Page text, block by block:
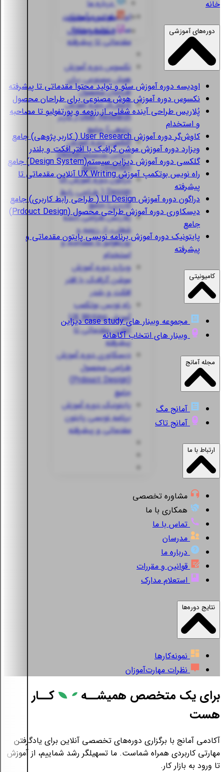
اودیسهدوره آموزش
سئو و تولید محتوا
مقدماتی تا پیشرفته
نکسوسدوره آموزش
هوش مصنوعی برای
طراحان محصول
کاوش‌گردوره آموزش
User Research ( کاربر
پژوهی) جامع
گلکسیدوره آموزش
دیزاین سیستم(Design
System) جامع
دراگون
دوره آموزش UI
Design ( طراحی رابط
کاربری) جامع
پُلاریسطراحی آینده
شغلی، از رزومه و
پورتفولیو تا مصاحبه و
استخدام
ویزارددوره آموزش
موشن گرافیک با افتر
افکت و بلندر
راه نویسبوتکمپ
آموزش UX Writing
آنلاین مقدماتی تا
پیشرفته
دیسکاوریدوره آموزش
طراحی محصول
جامع
پایتونیکدوره آموزش
برنامه نویسی پایتون
مقدماتی و پیشرفته
درباره ما
قوانین و مقررات
استعلام مدارک
خانه
دوره‌های آموزشی
اودیسهدوره آموزش سئو و تولید محتوا مقدماتی تا پیشرفته
نکسوسدوره آموزش هوش مصنوعی برای طراحان محصول
پُلاریسطراحی آینده شغلی، از رزومه و پورتفولیو تا مصاحبه
و استخدام
کاوش‌گردوره آموزش User Research ( کاربر پژوهی) جامع
ویزارددوره آموزش موشن گرافیک با افتر افکت و بلندر
گلکسیدوره آموزش دیزاین سیستم(Design System) جامع
راه نویس
بوتکمپ آموزش UX Writing آنلاین مقدماتی تا
پیشرفته
دراگوندوره آموزش UI Design ( طراحی رابط کاربری) جامع
دیسکاوری
دوره آموزش طراحی محصول (Prdouct Design)
جامع
پایتونیکدوره آموزش برنامه نویسی پایتون مقدماتی و
پیشرفته
کامیونیتی
مجموعه وبینار های case study دیزاین
وبینار های انتخاب آگاهانه
مجله آمانج
آمانج مگ
آمانج تاک
ارتباط با ما
مشاوره تخصصی
همکاری با ما
تماس با ما
مدرسان
درباره ما
قوانین و مقررات
استعلام مدارک
نتایج دوره‌ها
نمونه‌کارها
نظرات مهارت‌آموزان
برای یک متخصص همیشــه
کــار
هست
آکادمی آمانج با برگزاری دوره‌های تخصصی آنلاین برای یادگرفتن
مهارتی کاربردی همراه شماست. ما تسهیلگر رشد شماییم، از آموزش
تا ورود به بازار کار.